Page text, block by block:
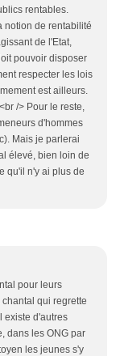
rentables.
notion de rentabilité
de l'Etat,
pouvoir disposer
respecter les lois
est ailleurs.
/> Pour le reste,
d'hommes
Mais je parlerai
élevé, bien loin de
qu'il n'y ai plus de
pour leurs
qui regrette
existe d'autres
dans les ONG par
les jeunes s'y